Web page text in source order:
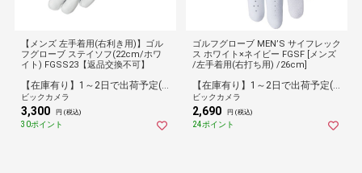
【メンズ 左手着用(右利き用)】ゴル
フグローブ ステイソフ(22cm/ホワ
イト) FGSS23【返品交換不可】
ビックカメラ
3,300 円 (税込)
30ポイント
ゴルフグローブ MEN’S サイフレック
ス ホワイト×ネイビー FGSF [メンズ
/左手着用(右打ち用) /26cm]
ビックカメラ
2,690 円 (税込)
24ポイント